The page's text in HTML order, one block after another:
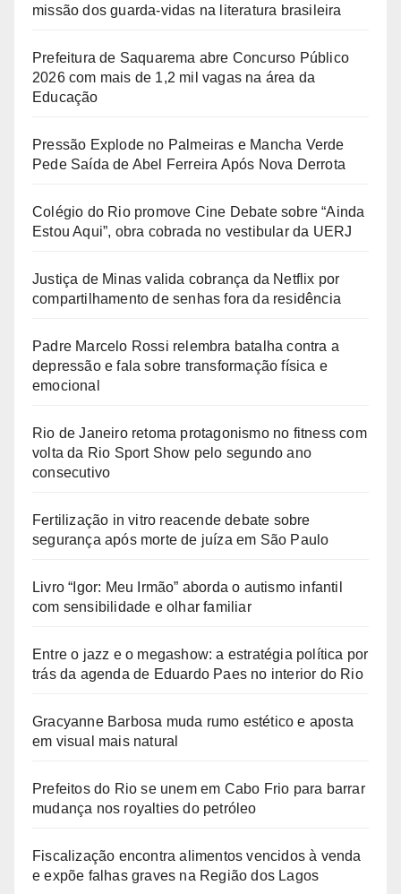
missão dos guarda-vidas na literatura brasileira
Prefeitura de Saquarema abre Concurso Público
2026 com mais de 1,2 mil vagas na área da
Educação
Pressão Explode no Palmeiras e Mancha Verde
Pede Saída de Abel Ferreira Após Nova Derrota
Colégio do Rio promove Cine Debate sobre “Ainda
Estou Aqui”, obra cobrada no vestibular da UERJ
Justiça de Minas valida cobrança da Netflix por
compartilhamento de senhas fora da residência
Padre Marcelo Rossi relembra batalha contra a
depressão e fala sobre transformação física e
emocional
Rio de Janeiro retoma protagonismo no fitness com
volta da Rio Sport Show pelo segundo ano
consecutivo
Fertilização in vitro reacende debate sobre
segurança após morte de juíza em São Paulo
Livro “Igor: Meu Irmão” aborda o autismo infantil
com sensibilidade e olhar familiar
Entre o jazz e o megashow: a estratégia política por
trás da agenda de Eduardo Paes no interior do Rio
Gracyanne Barbosa muda rumo estético e aposta
em visual mais natural
Prefeitos do Rio se unem em Cabo Frio para barrar
mudança nos royalties do petróleo
Fiscalização encontra alimentos vencidos à venda
e expõe falhas graves na Região dos Lagos